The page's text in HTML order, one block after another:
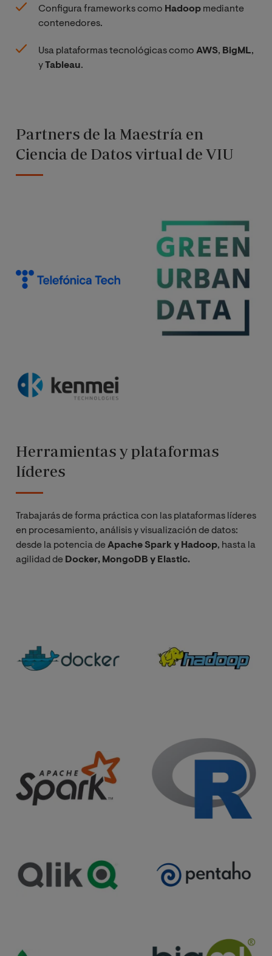
Configura frameworks como Hadoop mediante
contenedores.
Usa plataformas tecnológicas como AWS, BigML,
yTableau.
Partners de la Maestría en
Ciencia de Datos virtual de VIU
Herramientas y plataformas
líderes
Trabajarás de forma práctica con las plataformas líderes
en procesamiento, análisis y visualización de datos:
desde la potencia deApache Spark y Hadoop, hasta la
agilidad de Docker, MongoDB y Elastic.